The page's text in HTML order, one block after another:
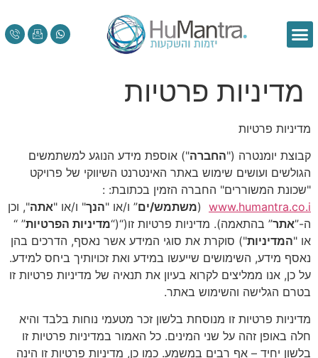
מדיניות פרטיות
מדיניות פרטיות
קבוצת יומנטרה ("החברה") אוספת מידע הנוגע למשתמשים
הגולשים ועושים שימוש באתר האינטרנט השיווקי של פרויקט
"שכונת המשוררים" החברה הזמין בכתובת: :
www.humantra.co.i
(משתמש/ים” ו/או "הנך" ו/או "אתה", וכן
ה-”אתר” בהתאמה). מדיניות פרטיות זו(“(“מדיניות הפרטיות” “
או "המדיניות") סוקרת את סוגי המידע אשר נאסף, הדרכים בהן
נאסף מידע, השימושים שייעשו במידע ואת זכויותיך ביחס למידע.
על כן, אנו ממליצים לקרוא בעיון את תנאיה של מדיניות פרטיות זו
בטרם הגלישה והשימוש באתר.
מדיניות פרטיות זו מנוסחת בלשון זכר מטעמי נוחות בלבד והיא
חלה באופן זהה על שני המינים. כל האמור במדיניות פרטיות זו
בלשון יחיד – אף רבים במשמע. כמו כן, מדיניות פרטיות זו הינה